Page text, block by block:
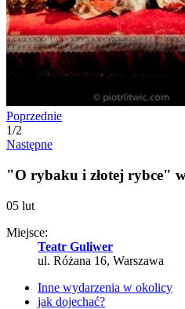
Poprzednie
1/2
Następne
"O rybaku i złotej rybce"
05 lut
Miejsce:
Teatr Guliwer
ul. Różana 16, Warszawa
Inne wydarzenia w okolicy
jak dojechać?